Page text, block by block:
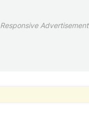
Responsive Advertisement